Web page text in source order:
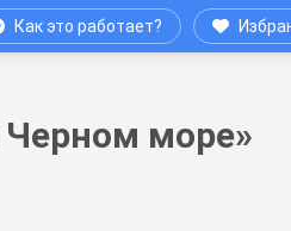
Как это работает?
Черном море»